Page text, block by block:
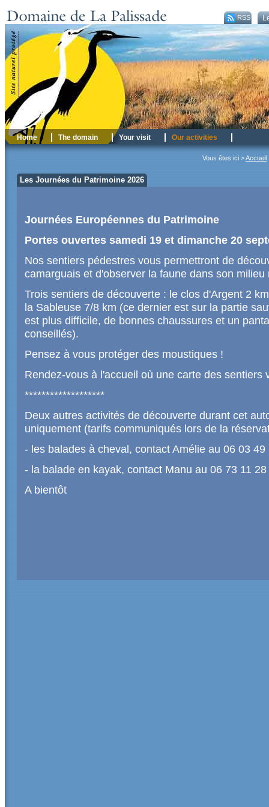
RSS
Home The domain Your visit Our activities
Vous êtes ici >Accueil
Les Journées du Patrimoine 2026
Journées Européennes du Patrimoine
Portes ouvertes samedi 19 et dimanche 20
Nos sentiers pédestres vous permettront de
camarguais et d'observer la faune dans son milieu
Trois sentiers de découverte : le clos d'Argent 2
la Sableuse 7/8 km (ce dernier est sur la partie
est plus difficile, de bonnes chaussures et un
conseillés).
Pensez à vous protéger des moustiques !
Rendez-vous à l'accueil où une carte des sentiers
*******************
Deux autres activités de découverte durant cet
uniquement (tarifs communiqués lors de la
- les balades à cheval, contact Amélie au 06 03 49
- la balade en kayak, contact Manu au 06 73 11 28
A bientôt